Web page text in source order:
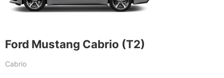
Ford Mustang Cabrio (T2)
Cabrio